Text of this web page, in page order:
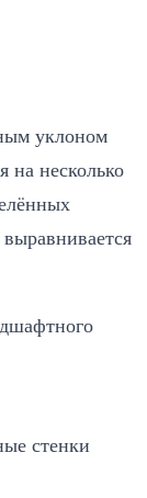
уклоном
на несколько
стенки